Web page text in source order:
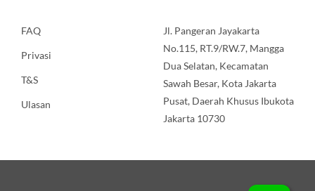
FAQ
Privasi
T&S
Ulasan
Jl. Pangeran Jayakarta
No.115, RT.9/RW.7, Mangga
Dua Selatan, Kecamatan
Sawah Besar, Kota Jakarta
Pusat, Daerah Khusus Ibukota
Jakarta 10730